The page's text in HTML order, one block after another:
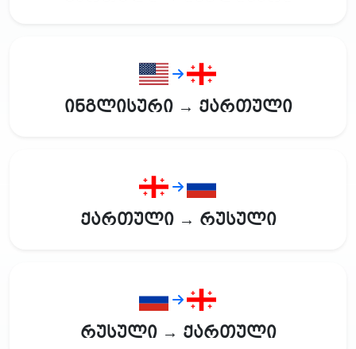
ინგლისური → ქართული
ქართული → რუსული
რუსული → ქართული